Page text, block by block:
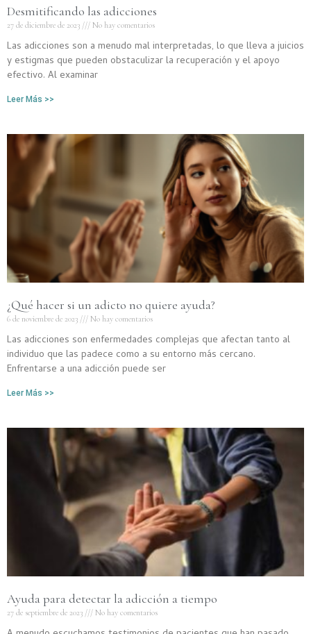
Desmitificando las adicciones
27 de diciembre de 2023 No hay comentarios
Las adicciones son a menudo mal interpretadas, lo que lleva a juicios
y estigmas que pueden obstaculizar la recuperación y el apoyo
efectivo. Al examinar
Leer Más >>
¿Qué hacer si un adicto no quiere ayuda?
6 de noviembre de 2023 No hay comentarios
Las adicciones son enfermedades complejas que afectan tanto al
individuo que las padece como a su entorno más cercano.
Enfrentarse a una adicción puede ser
Leer Más >>
Ayuda para detectar la adicción a tiempo
27 de septiembre de 2023 No hay comentarios